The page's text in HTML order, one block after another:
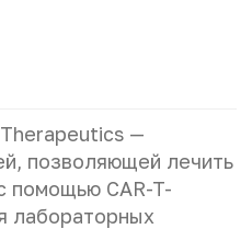
—
позволяющей лечить
помощью CAR-T-
лабораторных